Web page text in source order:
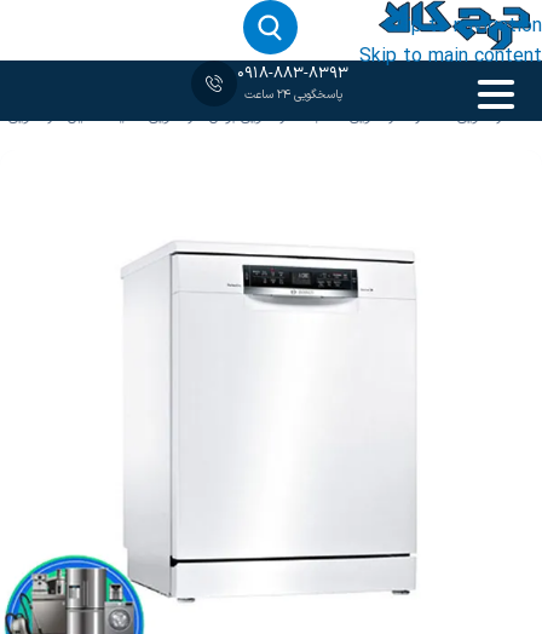
Skip to navigation
Skip to main content
0918-883-8393
پاسخگویی 24 ساعت
خانه‹ظرفشویی 13 نفره /ظرفشویی 3 طبقه /ظرفشویی بوش/ظرفشویی سفید/ماشین ظرفشویی